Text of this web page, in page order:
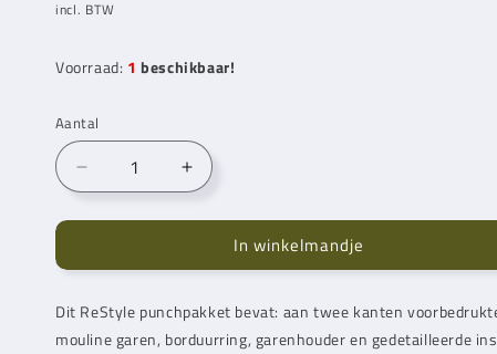
prijs
incl. BTW
Voorraad: 1 beschikbaar!
Aantal
Aantal
verlagen
voor
Punchpakket
17.8cm
rond
Aantal
verhogen
voor
ReStyle
Punchpakket
17.8cm
rond
In winkelmandje
Dit ReStyle punchpakket bevat: aan twee kanten
mouline garen, borduurring, garenhouder en gedetailleerde